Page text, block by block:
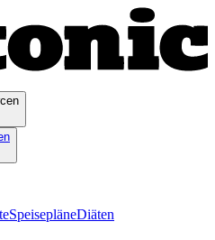
SpeisepläneDiäten